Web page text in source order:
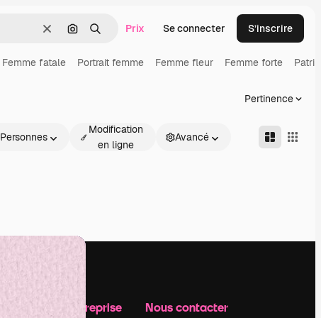
EffacerRechercher par image
Rechercher
Prix Se connecter S’inscrire
Femme fatale Portrait femme Femme fleur Femme forte
Pertinence
Personnes
Modification
en ligne
Avancé
Notre entreprise Nous contacter